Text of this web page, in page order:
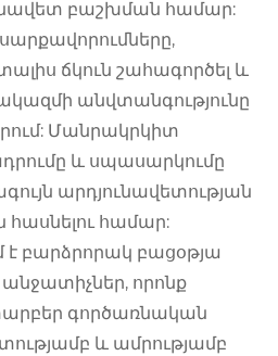
բաշխման համար:
ճկուն շահագործել և
անվտանգությունը
Մանրակրկիտ
և սպասարկումը
արդյունավետության
հասնելու համար:
բարձրորակ բացօթյա
որոնք
գործառնական
և ամրությամբ